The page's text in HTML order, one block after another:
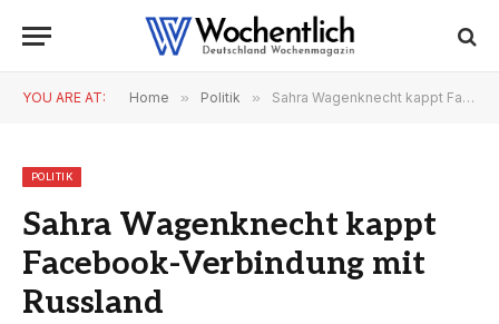
YOU ARE AT: Home » Politik » Sahra Wagenknecht kappt Facebook-Verbindung mit Russland
POLITIK
Sahra Wagenknecht kappt
Facebook-Verbindung mit
Russland